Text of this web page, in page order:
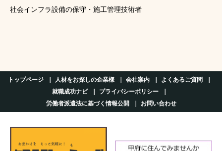
社会インフラ設備の保守・施工管理技術者
トップページ 人材をお探しの企業様 会社案内
よくあるご質問
就職成功ナビ
プライバシーポリシー
労働者派遣法に基づく情報公開
お問い合わせ